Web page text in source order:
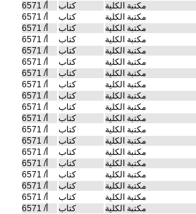
أ/ 6571
كتاب مكتبة الكلية
أ/ 6571
كتاب مكتبة الكلية
أ/ 6571
كتاب مكتبة الكلية
أ/ 6571
كتاب مكتبة الكلية
أ/ 6571
كتاب مكتبة الكلية
أ/ 6571
كتاب مكتبة الكلية
أ/ 6571
كتاب مكتبة الكلية
أ/ 6571
كتاب مكتبة الكلية
أ/ 6571
كتاب مكتبة الكلية
أ/ 6571
كتاب مكتبة الكلية
أ/ 6571
كتاب مكتبة الكلية
أ/ 6571
كتاب مكتبة الكلية
أ/ 6571
كتاب مكتبة الكلية
أ/ 6571
كتاب مكتبة الكلية
أ/ 6571
كتاب مكتبة الكلية
أ/ 6571
كتاب مكتبة الكلية
أ/ 6571
كتاب مكتبة الكلية
أ/ 6571
كتاب مكتبة الكلية
أ/ 6571
كتاب مكتبة الكلية